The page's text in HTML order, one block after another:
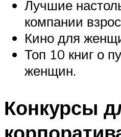
Лучшие
компании
Кино для
Топ 10 книг о
женщин.
Конкурсы